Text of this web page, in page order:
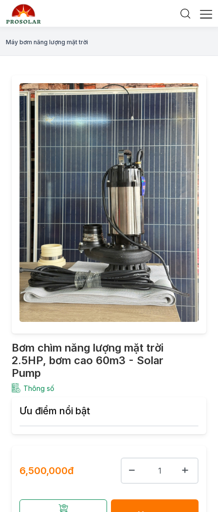
Máy bơm năng lượng mặt trời
Bơm chìm năng lượng mặt trời
2.5HP, bơm cao 60m3 - Solar
Pump
Thông số
Ưu điểm nổi bật
6,500,000đ